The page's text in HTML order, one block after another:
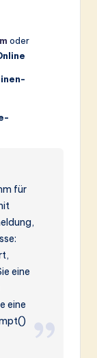
oder
für
eine
eine